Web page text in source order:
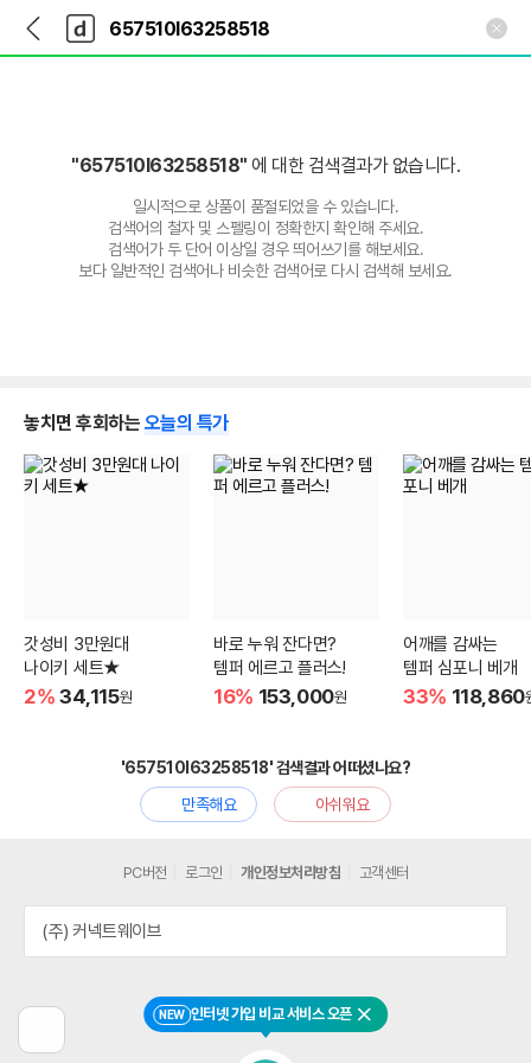
다
나
와
가
다
와
"657510I63258518" 에 대한 검색결과가 없습니다.
일시적으로 상품이 품절되었을 수 있습니다.
검색어의 철자 및 스펠링이 정확한지 확인해 주세요.
검색어가 두 단어 이상일 경우 띄어쓰기를 해보세요.
보다 일반적인 검색어나 비슷한 검색어로 다시 검색해 보세요.
놓치면 후회하는 오늘의 특가
갓성비 3만원대
나이키 세트★
2% 34,115원
바로 누워 잔다면?
템퍼 에르고 플러스!
16% 153,000원
어깨를 감싸는
템퍼 심포니 베개
33% 118,860
'657510I63258518' 검색결과 어떠셨나요?
만족해요
아쉬워요
전
NEW 인터넷 가입 비교 서비스 오픈 닫기
PC버전 로그인 개인정보처리방침 고객센터
(주) 커넥트웨이브